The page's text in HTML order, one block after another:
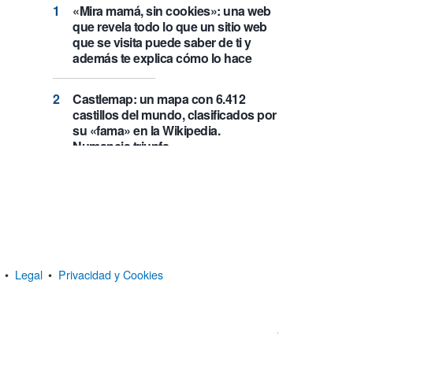
«Mira mamá, sin cookies»: una web
que revela todo lo que un sitio web
que se visita puede saber de ti y
además te explica cómo lo hace
Castlemap: un mapa con 6.412
castillos del mundo, clasificados por
su «fama» en la Wikipedia.
Numancia triunfa
La botella π de 3,14 litros, que
• Legal • Privacidad y Cookies